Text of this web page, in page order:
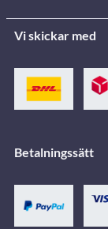
Vi skickar med
Betalningssätt